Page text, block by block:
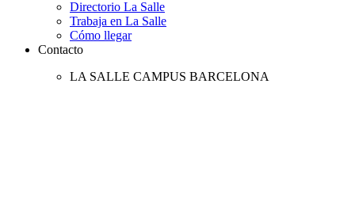
Directorio La Salle
Trabaja en La Salle
Cómo llegar
Contacto
LA SALLE CAMPUS BARCELONA